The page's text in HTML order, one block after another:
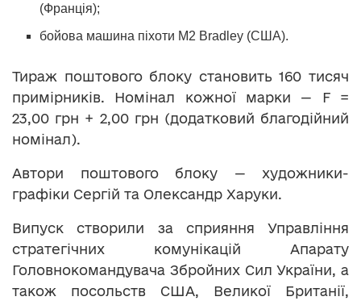
(Франція);
бойова машина піхоти M2 Bradley (США).
Тираж поштового блоку становить 160 тисяч
примірників. Номінал кожної марки — F =
23,00 грн + 2,00 грн (додатковий благодійний
номінал).
Автори поштового блоку — художники-
графіки Сергій та Олександр Харуки.
Випуск створили за сприяння Управління
стратегічних комунікацій Апарату
Головнокомандувача Збройних Сил України, а
також посольств США, Великої Британії,